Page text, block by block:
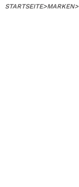
STARTSEITE>MARKEN>